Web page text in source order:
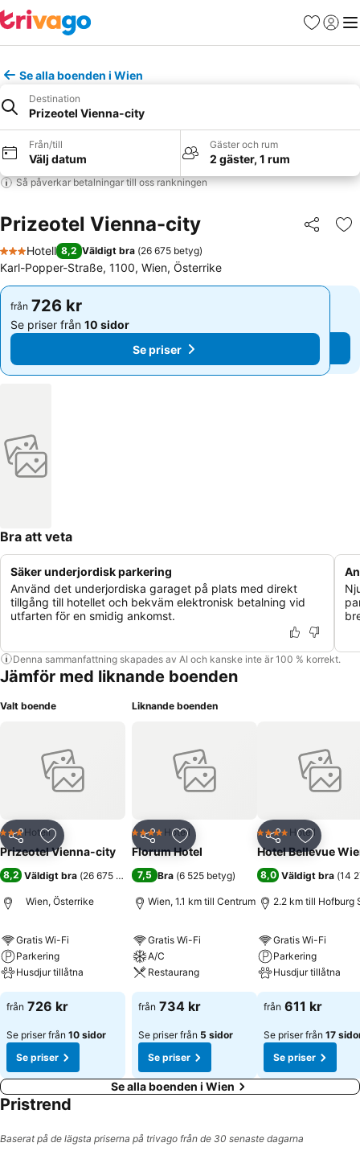
Favoriter
Logga
Se alla boenden i Wien
Destination
Prizeotel Vienna-city
Från/till
Välj datum
Gäster och rum
2 gäster, 1 rum
Så påverkar betalningar till oss rankningen
Prizeotel Vienna-city Dela
3 Stjärnor
Hotell 8,2 Väldigt bra (26 675 betyg)
Karl-Popper-Straße, 1100, Wien, Österrike
från 726 kr
Se priser från 10 sidor
Se priser
från 726 kr
Se priser från 10 sidor
Se priser
Bra att veta
Säker underjordisk parkering
Använd det underjordiska garaget på plats med direkt
tillgång till hotellet och bekväm elektronisk betalning vid
utfarten för en smidig ankomst.
Denna sammanfattning skapades av AI och kanske inte är 100 % korrekt.
Jämför med liknande boenden
Valt boende
Dela Lägg till i Mina Favoriter
3 Stjärnor
Hotell
Prizeotel Vienna-city
8,2 Väldigt bra (26 675 betyg)
Wien, Österrike
Gratis Wi-Fi
Parkering
Husdjur tillåtna
från 726 kr
Se priser från 10 sidor
Se priser
Liknande boenden
Dela Lägg till i Mina Favoriter
4 StjärnorHotell
Florum Hotel
7,5 Bra (6 525 betyg)
Wien, 1.1 km till Centrum
Gratis Wi-Fi
A/C
Restaurang
från 734 kr
Se priser från 5 sidor
Se priser
Dela Lägg till
4 StjärnorHotell
Hotel Bellevue
8,0 Väldigt bra (14
2.2 km till Hofburg
Gratis Wi-Fi
Parkering
Husdjur tillåtna
från 611 kr
Se priser från 17
Se priser
Se alla boenden i Wien
Pristrend
Baserat på de lägsta priserna på trivago från de 30 senaste dagarna